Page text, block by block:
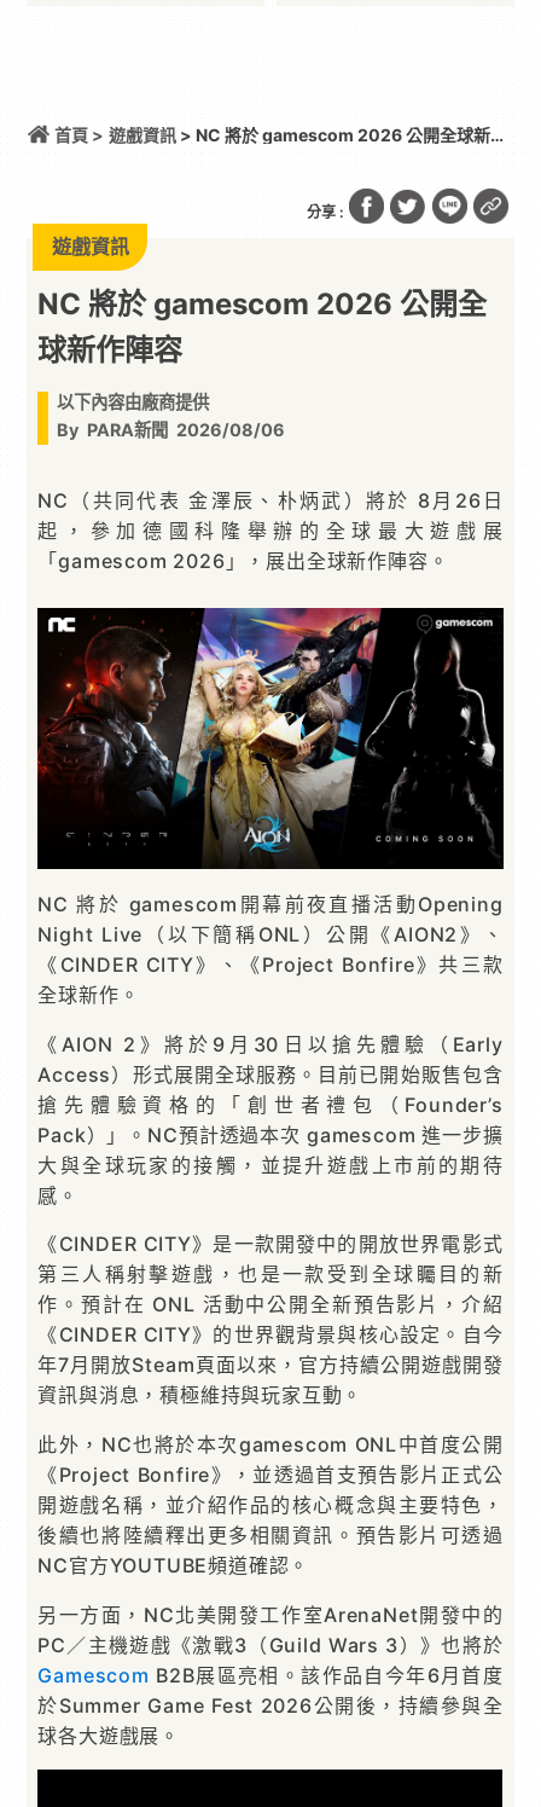
首頁 > 遊戲資訊> NC 將於 gamescom 2026 公開全球新作
分享 :
遊戲資訊
NC 將於 gamescom 2026 公開全
球新作陣容
以下內容由廠商提供
By PARA新聞 2026/08/06
NC（共同代表 金澤辰、朴炳武）將於 8月26日
起，參加德國科隆舉辦的全球最大遊戲展
「gamescom 2026」，展出全球新作陣容。
NC 將於 gamescom開幕前夜直播活動Opening
Night Live（以下簡稱ONL）公開《AION2》、
《CINDER CITY》、《Project Bonfire》共三款
全球新作。
《AION 2》將於9月30日以搶先體驗（Early
Access）形式展開全球服務。目前已開始販售包含
搶先體驗資格的「創世者禮包（Founder’s
Pack）」。NC預計透過本次 gamescom 進一步擴
大與全球玩家的接觸，並提升遊戲上市前的期待
感。
《CINDER CITY》是一款開發中的開放世界電影式
第三人稱射擊遊戲，也是一款受到全球矚目的新
作。預計在 ONL 活動中公開全新預告影片，介紹
《CINDER CITY》的世界觀背景與核心設定。自今
年7月開放Steam頁面以來，官方持續公開遊戲開發
資訊與消息，積極維持與玩家互動。
此外，NC也將於本次gamescom ONL中首度公開
《Project Bonfire》，並透過首支預告影片正式公
開遊戲名稱，並介紹作品的核心概念與主要特色，
後續也將陸續釋出更多相關資訊。預告影片可透過
NC官方YOUTUBE頻道確認。
另一方面，NC北美開發工作室ArenaNet開發中的
PC／主機遊戲《激戰3（Guild Wars 3）》也將於
Gamescom B2B展區亮相。該作品自今年6月首度
於Summer Game Fest 2026公開後，持續參與全
球各大遊戲展。